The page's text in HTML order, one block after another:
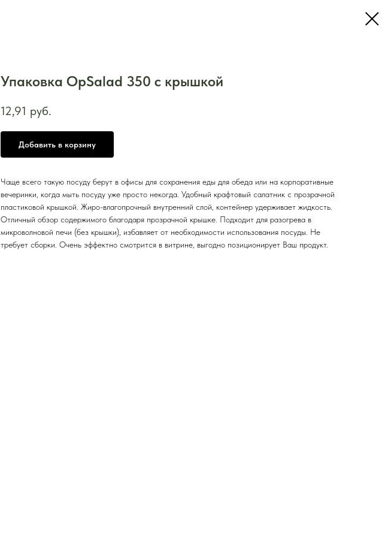
Упаковка OpSalad 350 с крышкой
12,91 руб.
Добавить в корзину
Чаще всего такую посуду берут в офисы для сохранения еды для обеда или на корпоративные
вечеринки, когда мыть посуду уже просто некогда. Удобный крафтовый салатник с прозрачной
пластиковой крышкой. Жиро-влагопрочный внутренний слой, контейнер удерживает жидкость.
Отличный обзор содержимого благодаря прозрачной крышке. Подходит для разогрева в
микроволновой печи (без крышки), избавляет от необходимости использования посуды. Не
требует сборки. Очень эффектно смотрится в витрине, выгодно позиционирует Ваш продукт.